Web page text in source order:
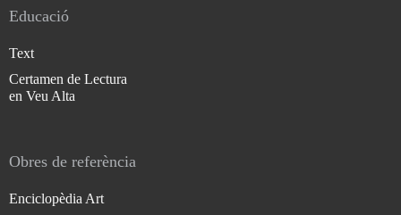
Educació
Text
Certamen de Lectura
en Veu Alta
Obres de referència
Enciclopèdia Art